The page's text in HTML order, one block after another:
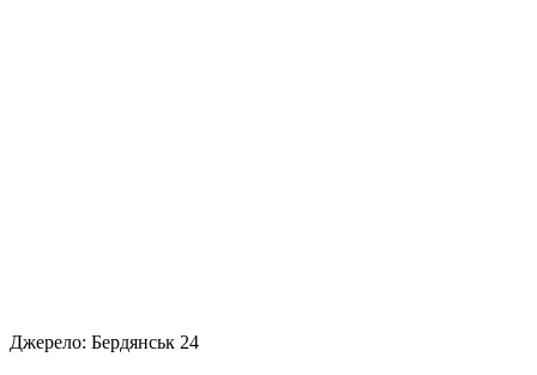
Джерело: Бердянськ 24